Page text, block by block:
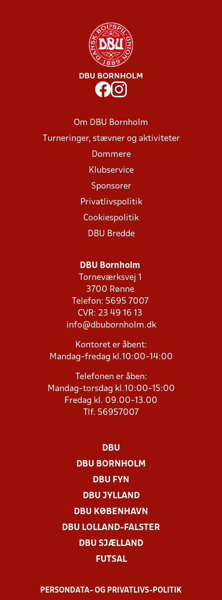
DBU BORNHOLM
Om DBU Bornholm
Turneringer, stævner og aktiviteter
Dommere
Klubservice
Sponsorer
Privatlivspolitik
Cookiespolitik
DBU Bredde
DBU Bornholm
Torneværksvej 1
3700 Rønne
Telefon: 5695 7007
CVR: 23 49 16 13
info@dbubornholm.dk
Kontoret er åbent:
Mandag-fredag kl.10:00-14:00
Telefonen er åben:
Mandag-torsdag kl.10:00-15:00
Fredag kl. 09.00-13.00
Tlf. 56957007
DBU
DBU BORNHOLM
DBU FYN
DBU JYLLAND
DBU KØBENHAVN
DBU LOLLAND-FALSTER
DBU SJÆLLAND
FUTSAL
PERSONDATA- OG PRIVATLIVS-POLITIK